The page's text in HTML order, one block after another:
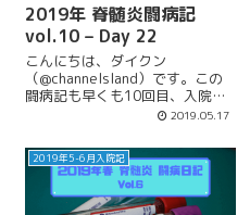
2019年 脊髄炎闘病記
vol.10 – Day 22
こんにちは、ダイクン
（@channelsland）です。この
闘病記も早くも10回目、入院期
間も3週間を超えました。そろそ
していると嬉しいんですが、ど
うなんでしょう？今週頭くらい
の改善傾向が続いていて、気の
せいでは...
2019.05.17
2019年5-6月入院記